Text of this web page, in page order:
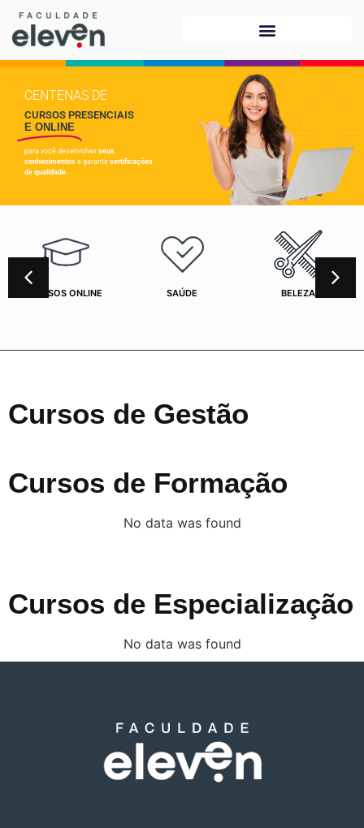
CENTENAS DE
CURSOS PRESENCIAIS
E ONLINE
para você desenvolver seus
conhecimentos e garantir certificações
de qualidade.
CURSOS ONLINE SAÚDE BELEZA
Cursos de Gestão
Cursos de Formação
No data was found
Cursos de Especialização
No data was found